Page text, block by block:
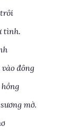
tình.
đông
mờ.